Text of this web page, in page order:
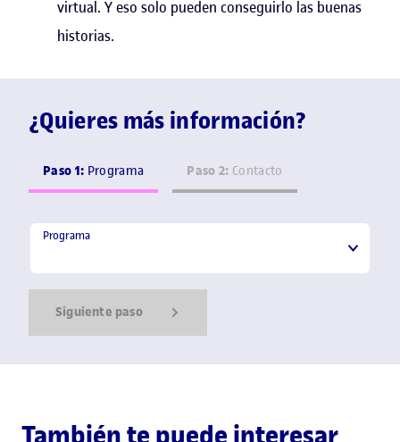
virtual. Y eso solo pueden conseguirlo las buenas
historias.
¿Quieres más información?
Paso 1: Programa Paso 2: Contacto
Programa
Programa
Siguiente paso